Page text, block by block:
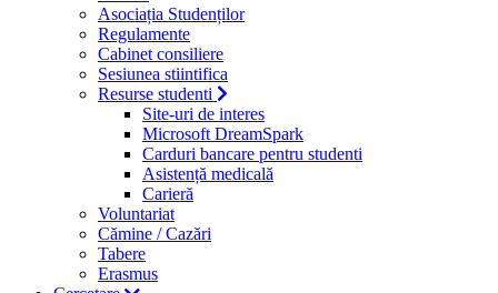
Asociația Studenților
Regulamente
Cabinet consiliere
Sesiunea stiintifica
Resurse studenti
Site-uri de interes
Microsoft DreamSpark
Carduri bancare pentru studenti
Asistență medicală
Carieră
Voluntariat
Cămine / Cazări
Tabere
Erasmus